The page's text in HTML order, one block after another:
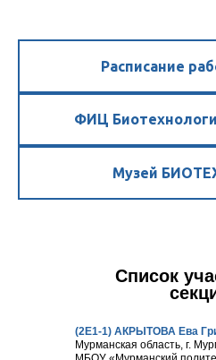
Расписание
ФИЦ
Музей
Список
(2Е1-1) АКРЫТОВА Ева
Мурманская область, г.